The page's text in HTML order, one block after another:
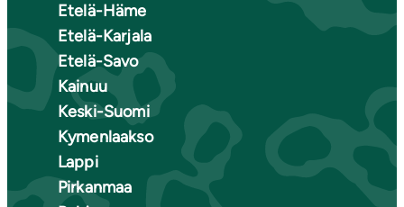
Etelä-Häme
Etelä-Karjala
Etelä-Savo
Kainuu
Keski-Suomi
Kymenlaakso
Lappi
Pirkanmaa